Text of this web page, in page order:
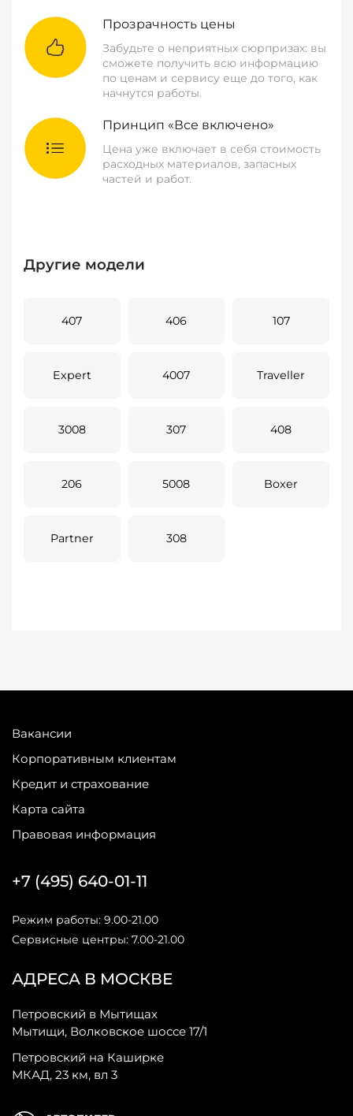
Прозрачность цены
Забудьте о неприятных сюрпризах: вы
сможете получить всю информацию
по ценам и сервису еще до того, как
начнутся работы.
Принцип «Все включено»
Цена уже включает в себя стоимость
расходных материалов, запасных
частей и работ.
Другие модели
407 406 107
Expert 4007 Traveller
3008 307 408
206 5008 Boxer
Partner 308
Вакансии
Корпоративным клиентам
Кредит и страхование
Карта сайта
Правовая информация
АДРЕСА В МОСКВЕ
Петровский в Мытищах
Мытищи, Волковское шоссе 17/1
Петровский на Каширке
МКАД, 23 км, вл 3
+7 (495) 640-01-11
Режим работы: 9.00-21.00
Сервисные центры: 7.00-21.00